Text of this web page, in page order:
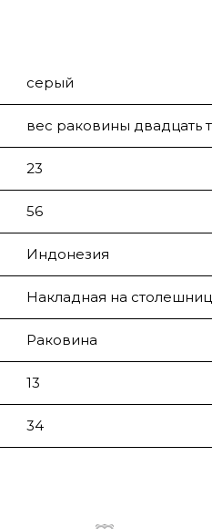
серый
вес раковины двадцать
23
56
Индонезия
Накладная на
Раковина
13
34